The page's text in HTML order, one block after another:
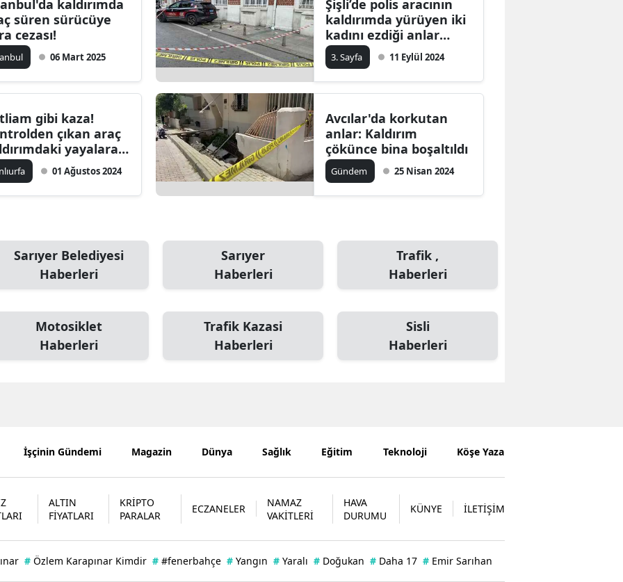
Elazığ
Erzurum
Eskişehir
Gaziantep
Giresun
Gümüşhane
Isparta
Mersin
İstanbul
İzmir
Kocaeli
kaldırımda
süren sürücüye
cezası!
06 Mart 2025
Şişli’de polis aracının
kaldırımda yürüyen iki
kadını ezdiği anlar
kamerada
3. Sayfa 11 Eylül 2024
gibi kaza!
çıkan araç
yayalara
5 çocuk öldü
01 Ağustos 2024
Avcılar'da korkutan
anlar: Kaldırım
çökünce bina boşaltıldı
Gündem 25 Nisan 2024
Sarıyer Belediyesi
Haberleri
Sarıyer
Haberleri
Trafik ,
Haberleri
Motosiklet
Haberleri
Trafik Kazasi
Haberleri
Sisli
Haberleri
İşçinin Gündemi Magazin Dünya Sağlık Eğitim Teknoloji Köşe Yazarları
ALTIN
FİYATLARI
KRİPTO
PARALAR
ECZANELER
NAMAZ
VAKİTLERİ
HAVA
DURUMU
KÜNYE İLETİŞİM
# Özlem Karapınar Kimdir # #fenerbahçe # Yangın # Yaralı # Doğukan # Daha 17 # Emir Sarıhan